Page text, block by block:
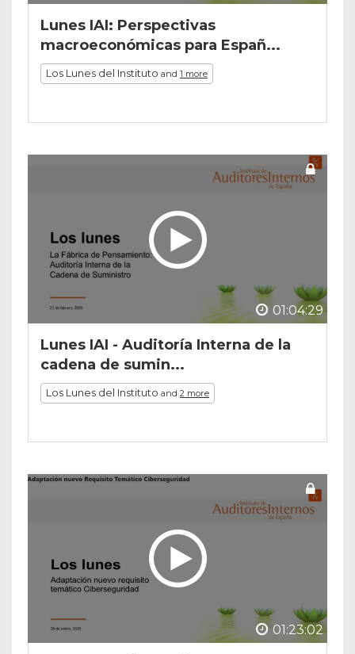
Lunes IAI: Perspectivas
macroeconómicas para Españ...
Los Lunes del Instituto and 1 more
01:04:29
Lunes IAI - Auditoría Interna de la
cadena de sumin...
Los Lunes del Instituto and 2 more
01:23:02